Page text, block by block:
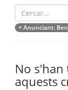
× Anunciant:
No
aquests